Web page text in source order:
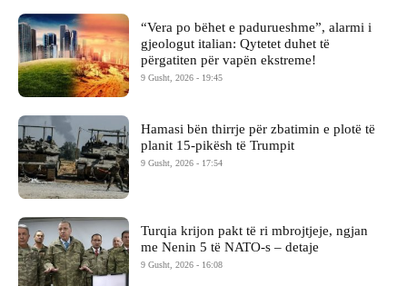
“Vera po bëhet e padurueshme”, alarmi i
gjeologut italian: Qytetet duhet të
përgatiten për vapën ekstreme!
9 Gusht, 2026 - 19:45
Hamasi bën thirrje për zbatimin e plotë të
planit 15-pikësh të Trumpit
9 Gusht, 2026 - 17:54
Turqia krijon pakt të ri mbrojtjeje, ngjan
me Nenin 5 të NATO-s – detaje
9 Gusht, 2026 - 16:08